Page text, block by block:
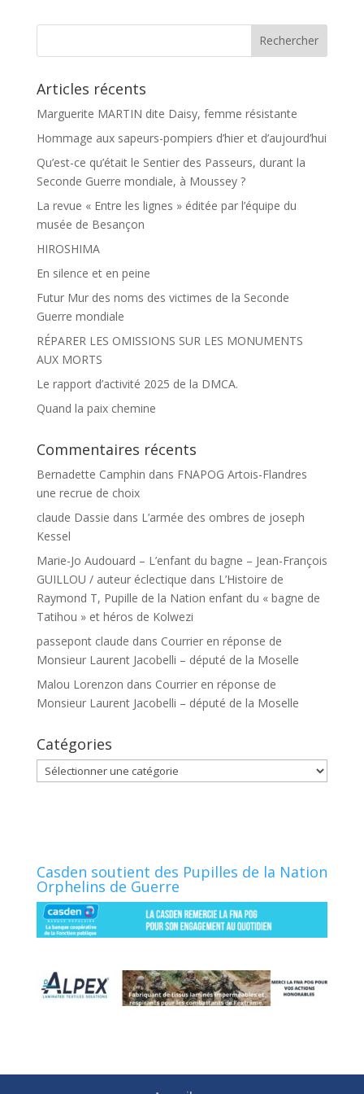
o e
Articles récents
Marguerite MARTIN dite Daisy, femme résistante
Hommage aux sapeurs-pompiers d’hier et d’aujourd’hui
Qu’est-ce qu’était le Sentier des Passeurs, durant la
Seconde Guerre mondiale, à Moussey ?
La revue « Entre les lignes » éditée par l’équipe du
musée de Besançon
HIROSHIMA
En silence et en peine
Futur Mur des noms des victimes de la Seconde
Guerre mondiale
RÉPARER LES OMISSIONS SUR LES MONUMENTS
AUX MORTS
Le rapport d’activité 2025 de la DMCA.
Quand la paix chemine
Commentaires récents
Bernadette Camphin dans FNAPOG Artois-Flandres
une recrue de choix
claude Dassie dans L’armée des ombres de joseph
Kessel
Marie-Jo Audouard – L’enfant du bagne – Jean-François
GUILLOU / auteur éclectique dans L’Histoire de
Raymond T, Pupille de la Nation enfant du « bagne de
Tatihou » et héros de Kolwezi
passepont claude dans Courrier en réponse de
Monsieur Laurent Jacobelli – député de la Moselle
Malou Lorenzon dans Courrier en réponse de
Monsieur Laurent Jacobelli – député de la Moselle
Catégories
Catégories
Casden soutient des Pupilles de la Nation
Orphelins de Guerre